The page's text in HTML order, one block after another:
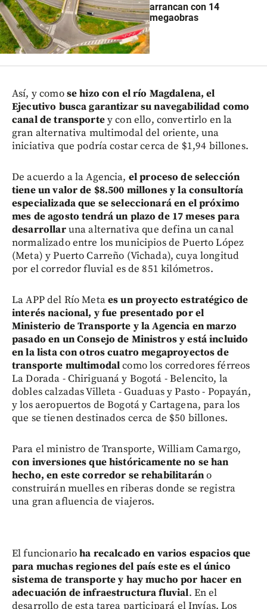
arrancan con 14
megaobras
Así, y comose hizo con el río Magdalena, el
Ejecutivo busca garantizar su navegabilidad como
canal de transportey con ello, convertirlo en la
gran alternativa multimodal del oriente, una
iniciativa que podría costar cerca de $1,94 billones.
De acuerdo a la Agencia, el proceso de selección
tiene un valor de $8.500 millones y la consultoría
especializada que se seleccionará en el próximo
mes de agosto tendrá un plazo de 17 meses para
desarrollaruna alternativa que defina un canal
normalizado entre los municipios de Puerto López
(Meta) y Puerto Carreño (Vichada), cuya longitud
por el corredor fluvial es de 851 kilómetros.
La APP del Río Metaes un proyecto estratégico de
interés nacional, y fue presentado por el
Ministerio de Transporte y la Agencia en marzo
pasado en un Consejo de Ministros y está incluido
en la lista con otros cuatro megaproyectos de
transporte multimodalcomo los corredores férreos
La Dorada - Chiriguaná y Bogotá - Belencito, la
dobles calzadas Villeta - Guaduas y Pasto - Popayán,
y los aeropuertos de Bogotá y Cartagena, para los
que se tienen destinados cerca de $50 billones.
Para el ministro de Transporte, William Camargo,
con inversiones que históricamente no se han
hecho, en este corredor se rehabilitaráno
construirán muelles en riberas donde se registra
una gran afluencia de viajeros.
El funcionarioha recalcado en varios espacios que
para muchas regiones del país este es el único
sistema de transporte y hay mucho por hacer en
adecuación de infraestructura fluvial. En el
desarrollo de esta tarea participará el Invías. Los